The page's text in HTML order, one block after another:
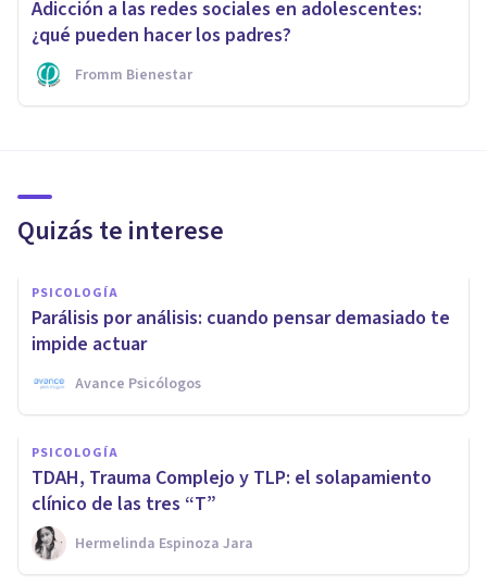
Adicción a las redes sociales en adolescentes:
¿qué pueden hacer los padres?
Fromm Bienestar
Quizás te interese
PSICOLOGÍA
Parálisis por análisis: cuando pensar demasiado te
impide actuar
Avance Psicólogos
PSICOLOGÍA
TDAH, Trauma Complejo y TLP: el solapamiento
clínico de las tres “T”
Hermelinda Espinoza Jara